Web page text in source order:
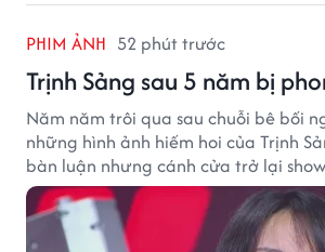
PHIM ẢNH 52 phút trước
Trịnh Sảng sau 5 năm bị
Năm năm trôi qua sau chuỗi bê bối
những hình ảnh hiếm hoi của Trịnh
bàn luận nhưng cánh cửa trở lại
vời.